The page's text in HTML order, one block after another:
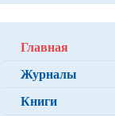
Главная
Журналы
Книги